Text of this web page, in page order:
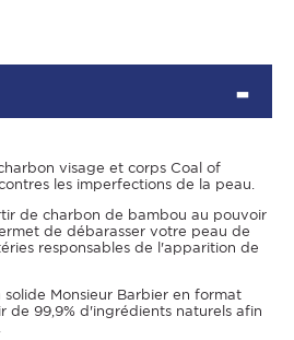
visage et corps Coal of
les imperfections de la peau.
de charbon de bambou au pouvoir
de débarasser votre peau de
responsables de l'apparition de
solide Monsieur Barbier en format
de 99,9% d'ingrédients naturels afin